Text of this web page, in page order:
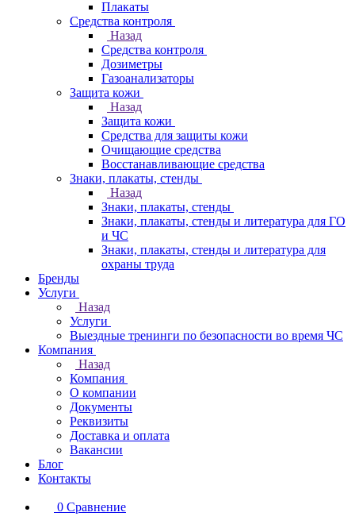
Плакаты
Средства контроля
Назад
Средства контроля
Дозиметры
Газоанализаторы
Защита кожи
Назад
Защита кожи
Средства для защиты кожи
Очищающие средства
Восстанавливающие средства
Знаки, плакаты, стенды
Назад
Знаки, плакаты, стенды
Знаки, плакаты, стенды и литература для ГО
и ЧС
Знаки, плакаты, стенды и литература для
охраны труда
Бренды
Услуги
Назад
Услуги
Выездные тренинги по безопасности во время ЧС
Компания
Назад
Компания
О компании
Документы
Реквизиты
Доставка и оплата
Вакансии
Блог
Контакты
0 Сравнение